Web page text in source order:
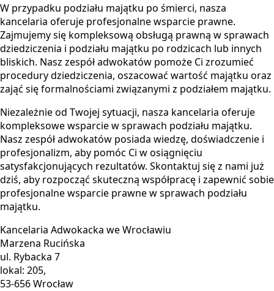
W przypadku podziału majątku po śmierci, nasza
kancelaria oferuje profesjonalne wsparcie prawne.
Zajmujemy się kompleksową obsługą prawną w sprawach
dziedziczenia i podziału majątku po rodzicach lub innych
bliskich. Nasz zespół adwokatów pomoże Ci zrozumieć
procedury dziedziczenia, oszacować wartość majątku oraz
zająć się formalnościami związanymi z podziałem majątku.
Niezależnie od Twojej sytuacji, nasza kancelaria oferuje
kompleksowe wsparcie w sprawach podziału majątku.
Nasz zespół adwokatów posiada wiedzę, doświadczenie i
profesjonalizm, aby pomóc Ci w osiągnięciu
satysfakcjonujących rezultatów. Skontaktuj się z nami już
dziś, aby rozpocząć skuteczną współpracę i zapewnić sobie
profesjonalne wsparcie prawne w sprawach podziału
majątku.
Kancelaria Adwokacka we Wrocławiu
Marzena Rucińska
ul. Rybacka 7
lokal: 205,
53-656 Wrocław